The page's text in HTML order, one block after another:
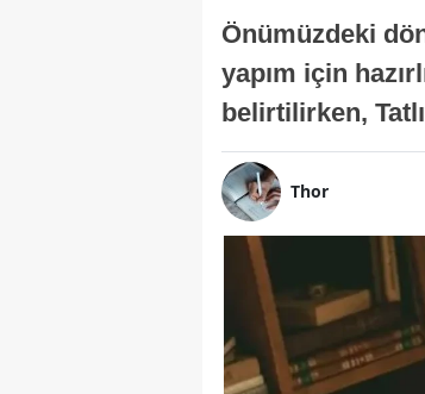
Önümüzdeki
yapım için
belirtilirken,
Thor